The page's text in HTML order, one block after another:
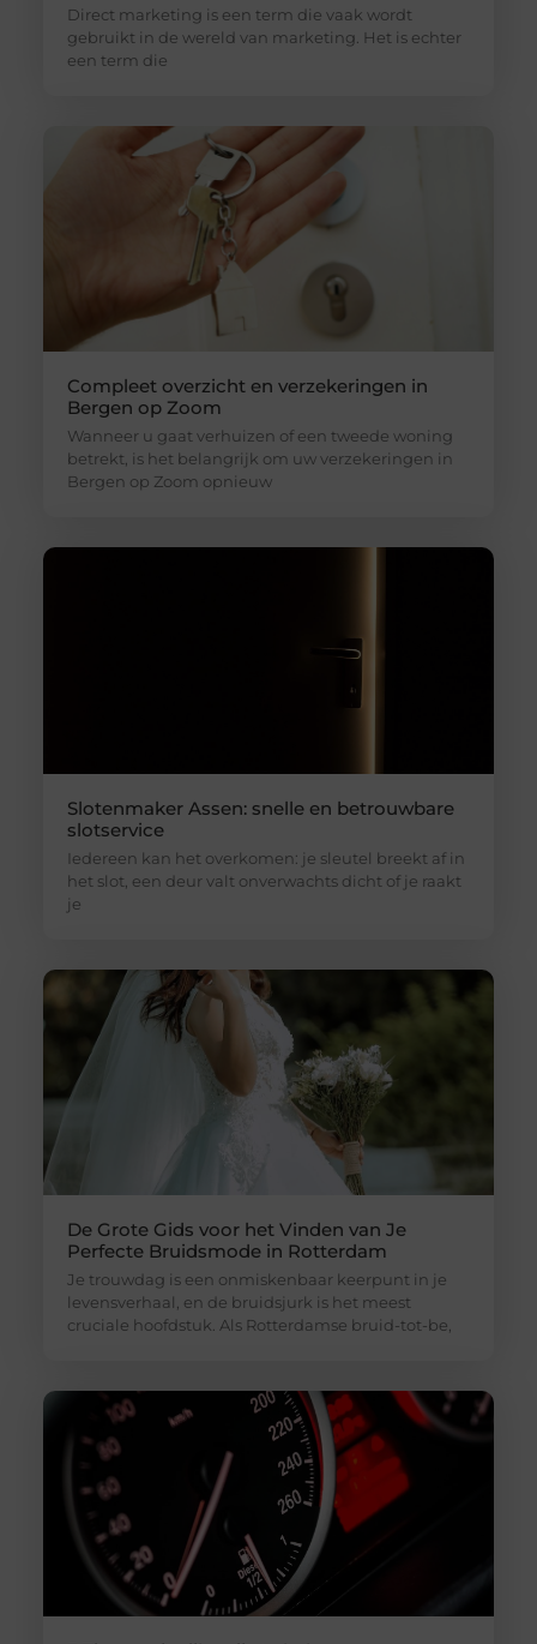
Direct marketing is een term die vaak wordt
gebruikt in de wereld van marketing. Het is echter
een term die
Compleet overzicht en verzekeringen in
Bergen op Zoom
Wanneer u gaat verhuizen of een tweede woning
betrekt, is het belangrijk om uw verzekeringen in
Bergen op Zoom opnieuw
Slotenmaker Assen: snelle en betrouwbare
slotservice
Iedereen kan het overkomen: je sleutel breekt af in
het slot, een deur valt onverwachts dicht of je raakt
je
De Grote Gids voor het Vinden van Je
Perfecte Bruidsmode in Rotterdam
Je trouwdag is een onmiskenbaar keerpunt in je
levensverhaal, en de bruidsjurk is het meest
cruciale hoofdstuk. Als Rotterdamse bruid-tot-be,